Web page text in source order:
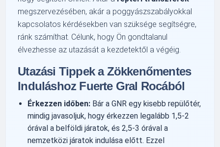
megszervezésében, akár a poggyászszabályokkal
kapcsolatos kérdésekben van szüksége segítségre,
ránk számíthat. Célunk, hogy Ön gondtalanul
élvezhesse az utazását a kezdetektől a végéig.
Utazási Tippek a Zökkenőmentes
Induláshoz Fuerte Gral Rocából
Érkezzen időben: Bár a GNR egy kisebb repülőtér,
mindig javasoljuk, hogy érkezzen legalább 1,5-2
órával a belföldi járatok, és 2,5-3 órával a
nemzetközi járatok indulása előtt. Ezzel